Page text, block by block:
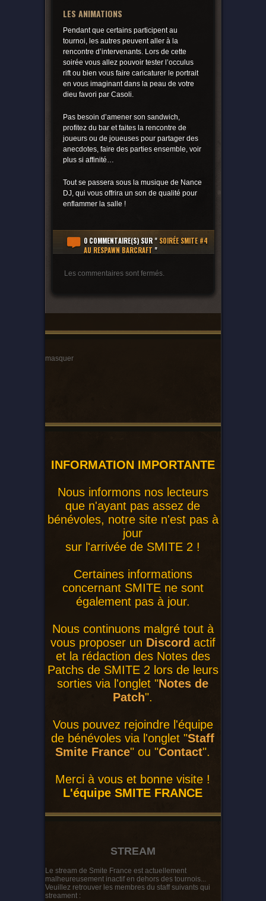
LES ANIMATIONS
Pendant que certains participent au
tournoi, les autres peuvent aller à la
rencontre d’intervenants. Lors de cette
soirée vous allez pouvoir tester l’occulus
rift ou bien vous faire caricaturer le portrait
en vous imaginant dans la peau de votre
dieu favori par Casoli.
Pas besoin d’amener son sandwich,
profitez du bar et faites la rencontre de
joueurs ou de joueuses pour partager des
anecdotes, faire des parties ensemble, voir
plus si affinité…
Tout se passera sous la musique de Nance
DJ, qui vous offrira un son de qualité pour
enflammer la salle !
0 COMMENTAIRE(S)SUR " SOIRÉE SMITE #4
AU RESPAWN BARCRAFT "
Les commentaires sont fermés.
masquer
INFORMATION IMPORTANTE
Nous informons nos lecteurs
que n'ayant pas assez de
bénévoles, notre site n'est pas à
jour
sur l'arrivée de SMITE 2 !
Certaines informations
concernant SMITE ne sont
également pas à jour.
Nous continuons malgré tout à
vous proposer un Discord actif
et la rédaction des Notes des
Patchs de SMITE 2 lors de leurs
sorties via l'onglet "Notes de
Patch".
Vous pouvez rejoindre l'équipe
de bénévoles via l'onglet "Staff
Smite France" ou "Contact".
Merci à vous et bonne visite !
L'équipe SMITE FRANCE
STREAM
Le stream de Smite France est actuellement
malheureusement inactif en dehors des tournois...
Veuillez retrouver les membres du staff suivants qui
streament :